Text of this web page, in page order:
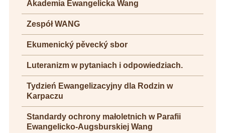
Akademia Ewangelicka Wang
Zespół WANG
Ekumenický pěvecký sbor
Luteranizm w pytaniach i odpowiedziach.
Tydzień Ewangelizacyjny dla Rodzin w
Karpaczu
Standardy ochrony małoletnich w Parafii
Ewangelicko-Augsburskiej Wang